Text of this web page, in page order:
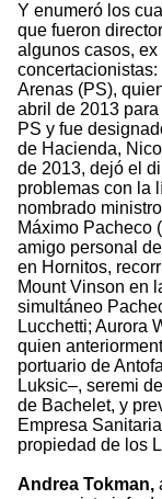
Y enumeró los
que fueron
algunos casos,
Arenas (PS),
abril de 2013
PS y fue
de Hacienda,
de 2013, dejó el
problemas con la
nombrado
Máximo Pacheco
amigo personal
en Hornitos,
Mount Vinson en
simultáneo
Lucchetti; Aurora
quien
portuario de
Luksic–, seremi
de Bachelet, y
Empresa
propiedad de los
Andrea Tokman,